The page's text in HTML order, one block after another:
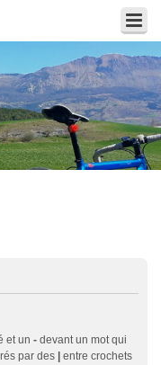
et un - devant un mot qui
par des
entre crochets